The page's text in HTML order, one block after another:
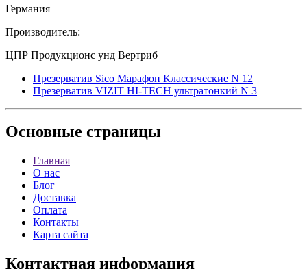
Германия
Производитель:
ЦПР Продукционс унд Вертриб
Презерватив Sico Марафон Классические N 12
Презерватив VIZIT HI-TECH ультратонкий N 3
Основные страницы
Главная
О нас
Блог
Доставка
Оплата
Контакты
Карта сайта
Контактная информация